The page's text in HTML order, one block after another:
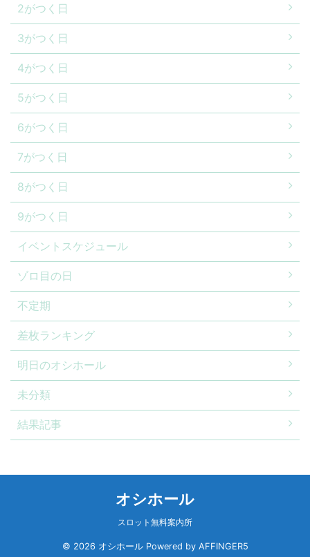
2がつく日
3がつく日
4がつく日
5がつく日
6がつく日
7がつく日
8がつく日
9がつく日
イベントスケジュール
ゾロ目の日
不定期
差枚ランキング
明日のオシホール
未分類
結果記事
オシホール
スロット無料案内所
© 2026 オシホール Powered by AFFINGER5